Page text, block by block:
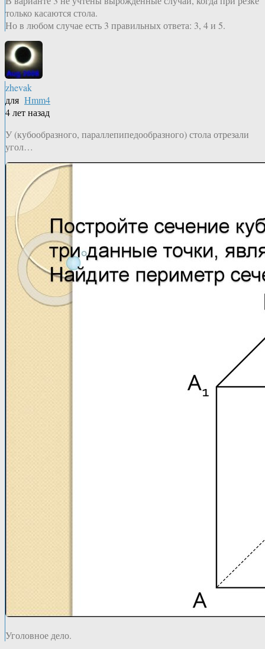
только касаются стола.
Но в любом случае есть 3 правильных ответа: 3, 4 и 5.
zhevak
для Hmm4
4 лет назад
У (кубообразного, параллепипедообразного) стола отрезали
угол…
Уголовное дело.